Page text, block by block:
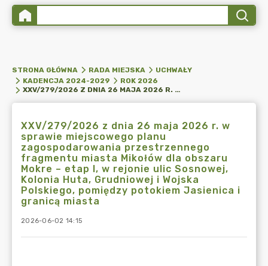
STRONA GŁÓWNA RADA MIEJSKA
UCHWAŁY
KADENCJA 2024-2029
ROK 2026
XXV/279/2026 Z DNIA 26 MAJA 2026 R. W SPRAWIE MIEJSCOWEGO PLANU ZAGOSPODAROWANIA PRZESTRZENNEGO FRAGMENTU MIASTA MIKOŁÓW DLA OBSZARU MOKRE – ETAP I, W REJONIE ULIC SOSNOWEJ, KOLONIA HUTA, GRUDNIOWEJ I WOJSKA POLSKIEGO, POMIĘDZY POTOKIEM JASIENICA I GRANICĄ MIASTA
XXV/279/2026 z dnia 26 maja 2026 r. w
sprawie miejscowego planu
zagospodarowania przestrzennego
fragmentu miasta Mikołów dla obszaru
Mokre – etap I, w rejonie ulic Sosnowej,
Kolonia Huta, Grudniowej i Wojska
Polskiego, pomiędzy potokiem Jasienica i
granicą miasta
2026-06-02 14:15